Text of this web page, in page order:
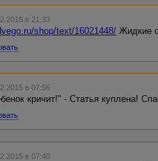
в 21:33
shop/text/16021448/ Жидкие
в 07:56
кричит!" - Статья куплена!
в 07:40